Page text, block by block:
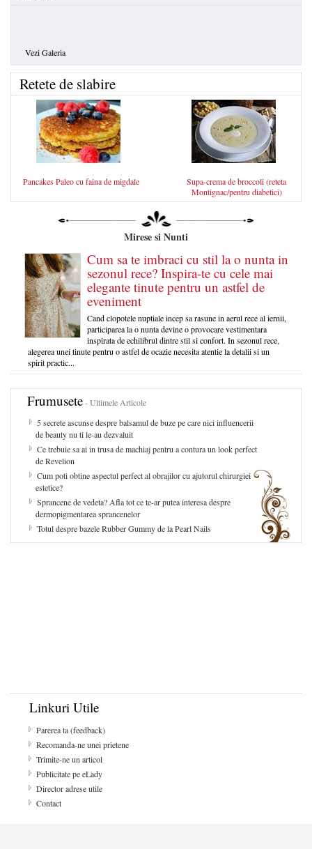
Vezi Galeria
Retete de slabire
Pancakes Paleo cu faina de migdale
Supa-crema de broccoli (reteta
Montignac/pentru diabetici)
Mirese si Nunti
Cum sa te imbraci cu stil la o nunta in
sezonul rece? Inspira-te cu cele mai
elegante tinute pentru un astfel de
eveniment
Cand clopotele nuptiale incep sa rasune in aerul rece al iernii,
participarea la o nunta devine o provocare vestimentara
inspirata de echilibrul dintre stil si confort. In sezonul rece,
alegerea unei tinute pentru o astfel de ocazie necesita atentie la detalii si un
spirit practic...
Frumusete- Ultimele Articole
5 secrete ascunse despre balsamul de buze pe care nici influencerii
de beauty nu ti le-au dezvaluit
Ce trebuie sa ai in trusa de machiaj pentru a contura un look perfect
de Revelion
Cum poti obtine aspectul perfect al obrajilor cu ajutorul chirurgiei
estetice?
Sprancene de vedeta? Afla tot ce te-ar putea interesa despre
dermopigmentarea sprancenelor
Totul despre bazele Rubber Gummy de la Pearl Nails
Linkuri Utile
Parerea ta (feedback)
Recomanda-ne unei prietene
Trimite-ne un articol
Publicitate pe eLady
Director adrese utile
Contact